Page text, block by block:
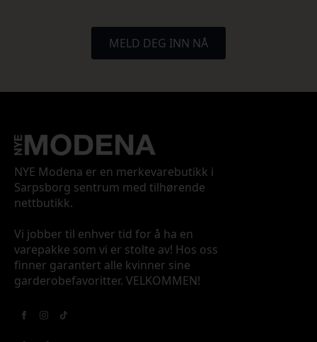
MELD DEG INN NÅ
NYE Modena er en merkevarebutikk i
Sarpsborg sentrum med tilhørende
nettbutikk.
Vi jobber til enhver tid for å ha en
varepakke som vi er stolte av! Hos oss
finner garantert alle kvinner sine
garderobefavoritter. VELKOMMEN!